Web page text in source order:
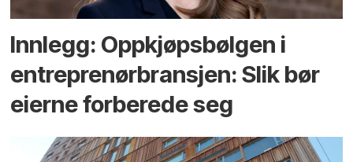
Innlegg: Oppkjøps­bølgen i
entreprenør­bransjen: Slik bør
eierne forberede seg